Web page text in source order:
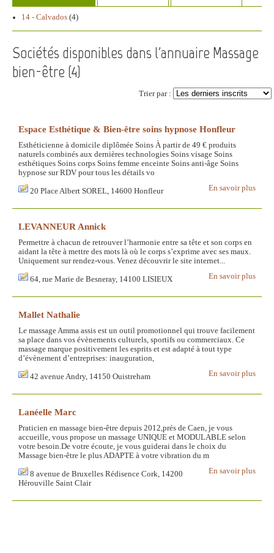
14 - Calvados (4)
Sociétés disponibles dans l'annuaire Massage
bien-être (4)
Trier par :
Espace Esthétique & Bien-être soins hypnose Honfleur
Esthéticienne à domicile diplômée Soins À partir de 49 € produits
naturels combinés aux dernières technologies Soins visage Soins
esthétiques Soins corps Soins femme enceinte Soins anti-âge Soins
hypnose sur RDV pour tous les détails vo
En savoir plus
20 Place Albert SOREL, 14600 Honfleur
LEVANNEUR Annick
Permettre à chacun de retrouver l’harmonie entre sa tête et son corps en
aidant la tête à mettre des mots là où le corps s’exprime avec ses maux.
Uniquement sur rendez-vous. Venez découvrir le site internet...
En savoir plus
64, rue Marie de Besneray, 14100 LISIEUX
Mallet Nathalie
Le massage Amma assis est un outil promotionnel qui trouve facilement
sa place dans vos évènements culturels, sportifs ou commerciaux. Ce
massage marque positivement les esprits et est adapté à tout type
d’évènement d’entreprises: inauguration,
En savoir plus
42 avenue Andry, 14150 Ouistreham
Lanéelle Marc
Praticien en massage bien-être depuis 2012,prés de Caen, je vous
accueille, vous propose un massage UNIQUE et MODULABLE selon
votre besoin.De votre écoute, je vous guiderai dans le choix du
Massage bien-être le plus ADAPTE à votre vibration du m
En savoir plus
8 avenue de Bruxelles Rédisence Cork, 14200
Hérouville Saint Clair